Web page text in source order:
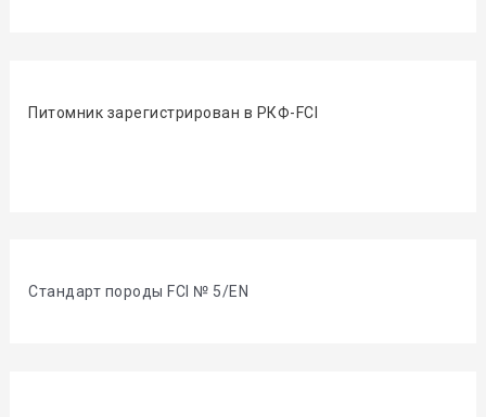
Питомник зарегистрирован в РКФ-FCI
Стандарт породы FCI № 5/EN